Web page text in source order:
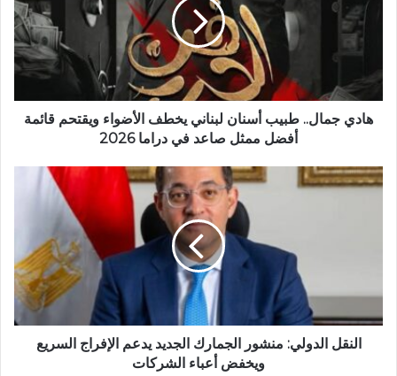
أسنان
لبناني
يخطف
ويقتحم
قائمة
أفضل
في
دراما
هادي جمال.. طبيب أسنان لبناني يخطف الأضواء ويقتحم قائمة
أفضل ممثل صاعد في دراما 2026
النقل
الدولي:
ويخفض
أعباءالنقل الدولي: منشور الجمارك الجديد يدعم الإفراج السريع
ويخفض أعباء الشركات